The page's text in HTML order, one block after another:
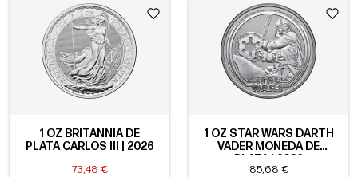
1 OZ BRITANNIA DE
PLATA CARLOS III | 2026
73,48 €
1 OZ STAR WARS DARTH
VADER MONEDA DE
PLATA | 2026
85,68 €